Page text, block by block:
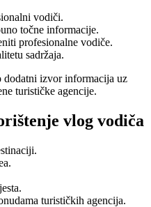
vodiči.
točne informacije.
profesionalne vodiče.
sadržaja.
izvor informacija uz
turističke agencije.
vlog vodiča
turističkih agencija.